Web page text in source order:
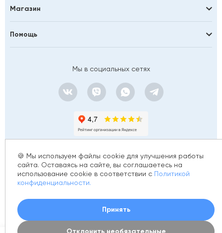
Магазин
Помощь
Мы в социальных сетях
© 2012 - 2026 golfstim.ru
ОГРН 304370234902057
🍪 Мы используем файлы cookie для улучшения работы
сайта. Оставаясь на сайте, вы соглашаетесь на
использование cookie в соответствии с Политикой
конфиденциальности.
Принять
Отклонить необязательные